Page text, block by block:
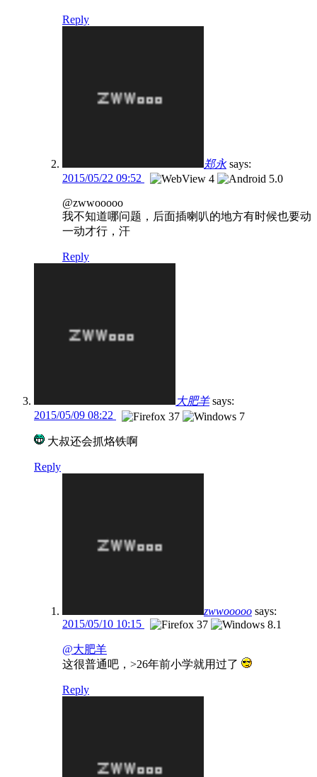
Reply
郑永 says:
2015/05/22 09:52
@zwwooooo
我不知道哪问题，后面插喇叭的地方有时候也要动
一动才行，汗
Reply
大肥羊 says:
2015/05/09 08:22
大叔还会抓烙铁啊
Reply
zwwooooo says:
2015/05/10 10:15
@大肥羊
这很普通吧，>26年前小学就用过了
Reply